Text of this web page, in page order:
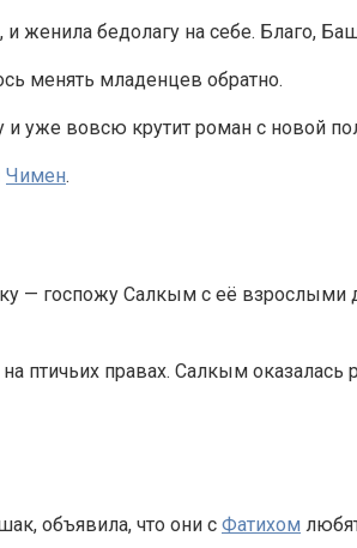
женила бедолагу на себе. Благо,
менять младенцев обратно.
уже вовсю крутит роман с новой
Чимен.
— госпожу Салкым с её
правах. Салкым оказалась
объявила, что они с Фатихом